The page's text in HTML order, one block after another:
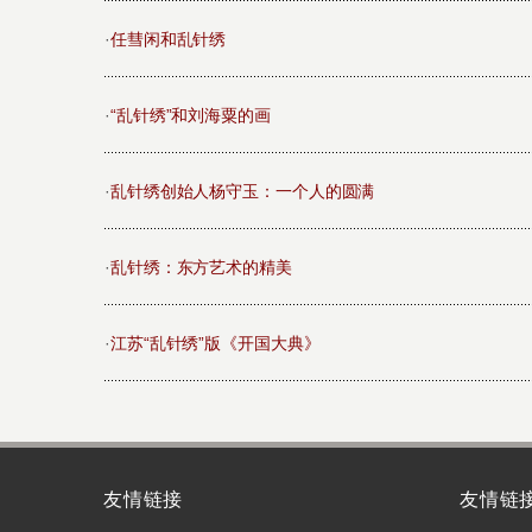
·任彗闲和乱针绣
·“乱针绣”和刘海粟的画
·乱针绣创始人杨守玉：一个人的圆满
·乱针绣：东方艺术的精美
·江苏“乱针绣”版《开国大典》
友情链接 友情链